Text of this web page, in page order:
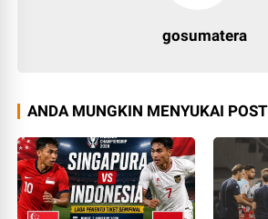
gosumatera
ANDA MUNGKIN MENYUKAI